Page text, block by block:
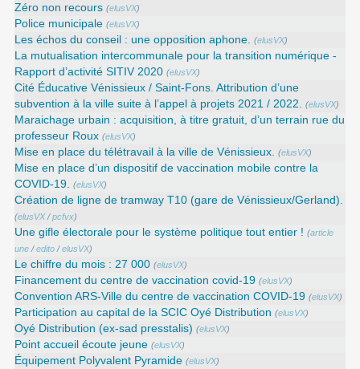
Zéro non recours (elusVX)
Police municipale (elusVX)
Les échos du conseil : une opposition aphone. (elusVX)
La mutualisation intercommunale pour la transition numérique -
Rapport d’activité SITIV 2020 (elusVX)
Cité Éducative Vénissieux / Saint-Fons. Attribution d’une
subvention à la ville suite à l’appel à projets 2021 / 2022.
(elusVX)
Maraichage urbain : acquisition, à titre gratuit, d’un terrain rue du
professeur Roux (elusVX)
Mise en place du télétravail à la ville de Vénissieux. (elusVX)
Mise en place d’un dispositif de vaccination mobile contre la
COVID-19.
(elusVX)
Création de ligne de tramway T10 (gare de Vénissieux/Gerland).
(elusVX/pcfvx)
Une gifle électorale pour le système politique tout entier ! (article
une /edito /elusVX)
Le chiffre du mois : 27 000 (elusVX)
Financement du centre de vaccination covid-19 (elusVX)
Convention ARS‑Ville du centre de vaccination COVID‑19 (elusVX)
Participation au capital de la SCIC Oyé Distribution (elusVX)
Oyé Distribution (ex-sad presstalis) (elusVX)
Point accueil écoute jeune (elusVX)
Équipement Polyvalent Pyramide (elusVX)